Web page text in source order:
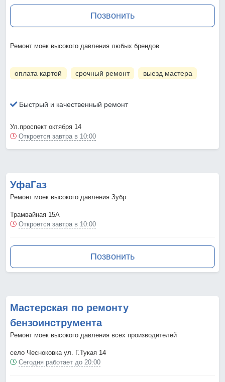
Позвонить
Ремонт моек высокого давления любых брендов
оплата картой срочный ремонт выезд мастера
Быстрый и качественный ремонт
Ул.проспект октября 14
Откроется завтра в 10:00
УфаГаз
Ремонт моек высокого давления Зубр
Трамвайная 15А
Откроется завтра в 10:00
Позвонить
Мастерская по ремонту
бензоинструмента
Ремонт моек высокого давления всех производителей
село Чесноковка ул. Г.Тукая 14
Сегодня работает до 20:00